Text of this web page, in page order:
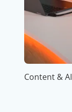
Content & AI